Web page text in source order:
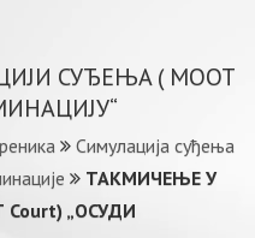
СУЂEЊA ( МООТ
Симулација суђења
ТАКМИЧЕЊЕ У
„ОСУДИ